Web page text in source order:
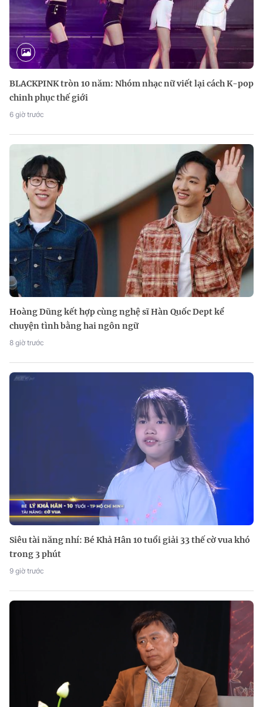
BLACKPINK tròn 10 năm: Nhóm nhạc nữ viết lại cách K-pop
chinh phục thế giới
6 giờ trước
Hoàng Dũng kết hợp cùng nghệ sĩ Hàn Quốc Dept kể
chuyện tình bằng hai ngôn ngữ
8 giờ trước
Siêu tài năng nhí: Bé Khả Hân 10 tuổi giải 33 thế cờ vua khó
trong 3 phút
9 giờ trước